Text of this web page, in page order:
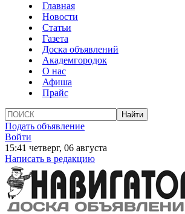
Главная
Новости
Статьи
Газета
Доска объявлений
Академгородок
О нас
Афиша
Прайс
Подать объявление
Войти
15:41 четверг, 06 августа
Написать в редакцию